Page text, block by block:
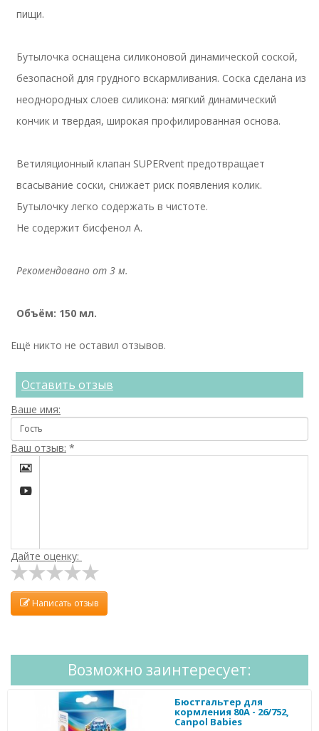
пищи.
Бутылочка оснащена силиконовой динамической соской,
безопасной для грудного вскармливания. Соска сделана из
неоднородных слоев силикона: мягкий динамический
кончик и твердая, широкая профилированная основа.
Ветиляционный клапан SUPERvent предотвращает
всасывание соски, снижает риск появления колик.
Бутылочку легко содержать в чистоте.
Не содержит бисфенол А.
Рекомендовано от 3 м.
Объём: 150 мл.
Ещё никто не оставил отзывов.
Оставить отзыв
Ваше имя:
Ваш отзыв: *


Дайте оценку:
Написать отзыв
Возможно заинтересует:
Бюстгальтер для
кормления 80A - 26/752,
Canpol Babies